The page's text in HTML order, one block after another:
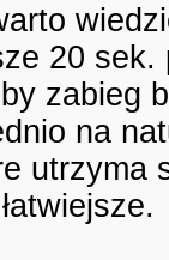
20 sek.
zabieg
na
utrzyma